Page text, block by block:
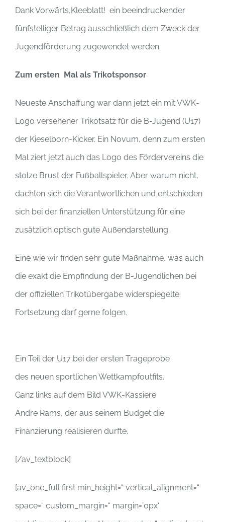
Dank Vorwärts,Kleeblatt! ein beeindruckender
fünfstelliger Betrag ausschließlich dem Zweck der
Jugendförderung zugewendet werden.
Zum ersten Mal als Trikotsponsor
Neueste Anschaffung war dann jetzt ein mit VWK-
Logo versehener Trikotsatz für die B-Jugend (U17)
der Kieselborn-Kicker. Ein Novum, denn zum ersten
Mal ziert jetzt auch das Logo des Fördervereins die
stolze Brust der Fußballspieler. Aber warum nicht,
dachten sich die Verantwortlichen und entschieden
sich bei der finanziellen Unterstützung für eine
zusätzlich optisch gute Außendarstellung.
Eine wie wir finden sehr gute Maßnahme, was auch
die exakt die Empfindung der B-Jugendlichen bei
der offiziellen Trikotübergabe widerspiegelte.
Fortsetzung darf gerne folgen.
Ein Teil der U17 bei der ersten Trageprobe
des neuen sportlichen Wettkampfoutfits.
Ganz links auf dem Bild VWK-Kassiere
Andre Rams, der aus seinem Budget die
Finanzierung realisieren durfte.
[/av_textblock]
[av_one_full first min_height=“ vertical_alignment=“
space=“ custom_margin=“ margin=’0px‘